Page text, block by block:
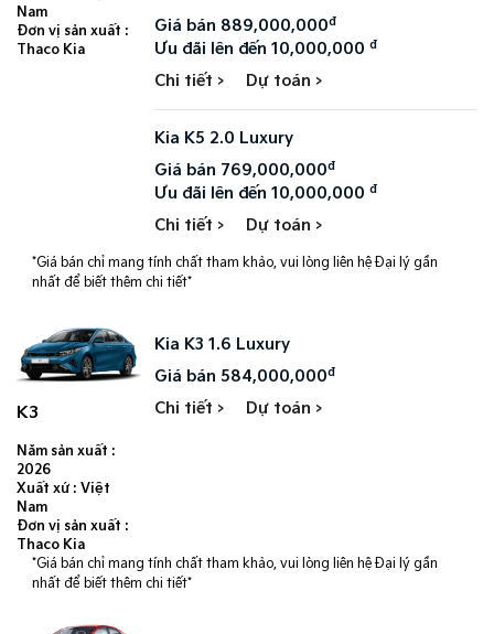
Nam
Đơn vị sản xuất :
Thaco Kia
Giá bán 889,000,000đ
Ưu đãi lên đến 10,000,000đ
Chi tiết > Dự toán >
Kia K5 2.0 Luxury
Giá bán 769,000,000đ
Ưu đãi lên đến 10,000,000đ
Chi tiết > Dự toán >
*Giá bán chỉ mang tính chất tham khảo, vui lòng liên hệ Đại lý gần
nhất để biết thêm chi tiết*
K3
Năm sản xuất :
2026
Xuất xứ : Việt
Nam
Đơn vị sản xuất :
Thaco Kia
Kia K3 1.6 Luxury
Giá bán 584,000,000đ
Chi tiết > Dự toán >
*Giá bán chỉ mang tính chất tham khảo, vui lòng liên hệ Đại lý gần
nhất để biết thêm chi tiết*